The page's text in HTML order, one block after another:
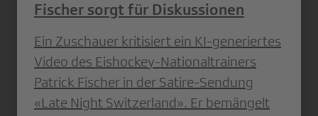
Fischer sorgt für Diskussionen
Ein Zuschauer kritisiert ein KI-generiertes
Video des Eishockey-Nationaltrainers
Patrick Fischer in der Satire-Sendung
«Late Night Switzerland». Er bemängelt